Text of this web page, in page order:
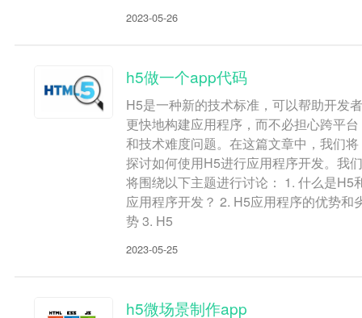
2023-05-26
h5做一个app代码
H5是一种新的技术标准，可以帮助开发者
更快地构建应用程序，而不必担心跨平台
和技术难度问题。在这篇文章中，我们将
探讨如何使用H5进行应用程序开发。我们
将围绕以下主题进行讨论： 1. 什么是H5
应用程序开发？ 2. H5应用程序的优势和
势 3. H5
2023-05-25
h5微场景制作app